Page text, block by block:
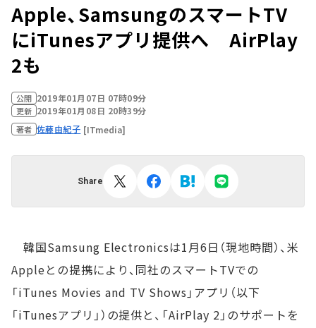
Apple、SamsungのスマートTV
にiTunesアプリ提供へ AirPlay
2も
公開 2019年01月07日 07時09分
更新 2019年01月08日 20時39分
著者 佐藤由紀子 [ITmedia]
Share
韓国Samsung Electronicsは1月6日（現地時間）、米
Appleとの提携により、同社のスマートTVでの
「iTunes Movies and TV Shows」アプリ（以下
「iTunesアプリ」）の提供と、「AirPlay 2」のサポートを